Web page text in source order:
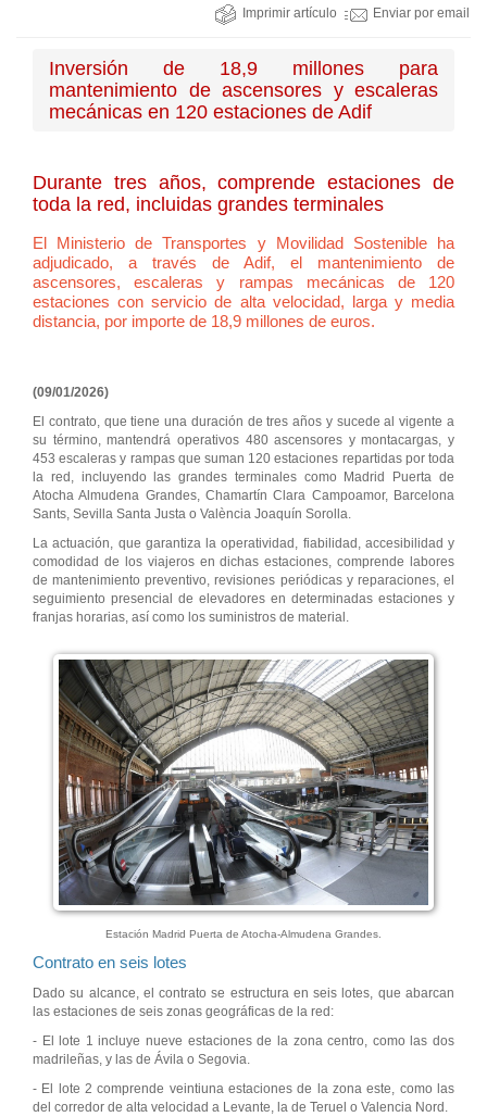
Imprimir artículo Enviar por email
Inversión de 18,9 millones para
mantenimiento de ascensores y escaleras
mecánicas en 120 estaciones de Adif
Durante tres años, comprende estaciones de
toda la red, incluidas grandes terminales
El Ministerio de Transportes y Movilidad Sostenible ha
adjudicado, a través de Adif, el mantenimiento de
ascensores, escaleras y rampas mecánicas de 120
estaciones con servicio de alta velocidad, larga y media
distancia, por importe de 18,9 millones de euros.
(09/01/2026)
El contrato, que tiene una duración de tres años y sucede al vigente a
su término, mantendrá operativos 480 ascensores y montacargas, y
453 escaleras y rampas que suman 120 estaciones repartidas por toda
la red, incluyendo las grandes terminales como Madrid Puerta de
Atocha Almudena Grandes, Chamartín Clara Campoamor, Barcelona
Sants, Sevilla Santa Justa o València Joaquín Sorolla.
La actuación, que garantiza la operatividad, fiabilidad, accesibilidad y
comodidad de los viajeros en dichas estaciones, comprende labores
de mantenimiento preventivo, revisiones periódicas y reparaciones, el
seguimiento presencial de elevadores en determinadas estaciones y
franjas horarias, así como los suministros de material.
Estación Madrid Puerta de Atocha-Almudena Grandes.
Contrato en seis lotes
Dado su alcance, el contrato se estructura en seis lotes, que abarcan
las estaciones de seis zonas geográficas de la red:
- El lote 1 incluye nueve estaciones de la zona centro, como las dos
madrileñas, y las de Ávila o Segovia.
- El lote 2 comprende veintiuna estaciones de la zona este, como las
del corredor de alta velocidad a Levante, la de Teruel o Valencia Nord.